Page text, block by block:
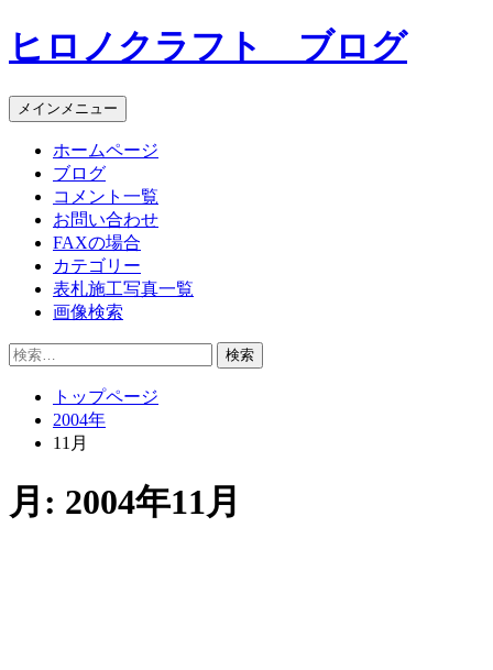
コ
ン
ン
ツ
ヒロノクラフト ブログ
メインメニュー
ホームページ
ブログ
コメント一覧
お問い合わせ
FAXの場合
カテゴリー
表札施工写真一覧
画像検索
検
トップページ
2004年
11月
月: 2004年11月